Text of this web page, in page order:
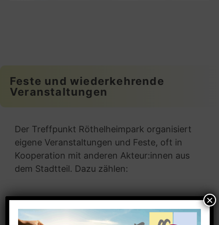
Feste und wiederkehrende
Veranstaltungen
Der Treffpunkt Röthelheimpark organisiert
eigene Veranstaltungen und Feste, oft in
Kooperation mit anderen Akteur:innen aus
dem Stadtteil. Dazu zählen:
Basare